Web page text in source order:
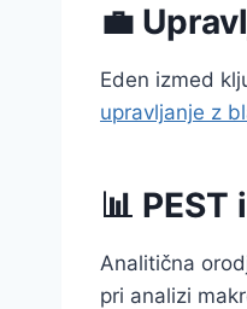
💼
Eden izmed
upravljanje z
📊
Analitična
pri analizi